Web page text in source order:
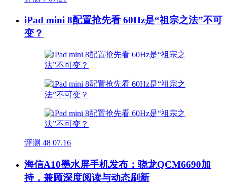
iPad mini 8配置抢先看 60Hz是“祖宗之法”不可
变？
评测 48 07.16
海信A10墨水屏手机发布：骁龙QCM6690加
持，兼顾深度阅读与动态刷新